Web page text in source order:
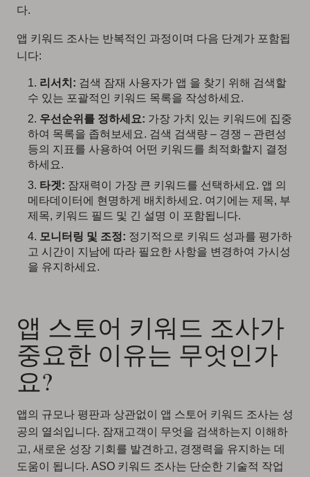
다.
앱 키워드 조사는 반복적인 과정이며 다음 단계가 포함됩
니다:
리서치: 검색 잠재 사용자가 앱 을 찾기 위해 검색할
수 있는 포괄적인 키워드 목록을 작성하세요.
우선순위를 정하세요: 가장 가치 있는 키워드에 집중
하여 목록을 좁혀보세요. 검색 검색량 – 경쟁 – 관련성
등의 지표를 사용하여 어떤 키워드를 최적화할지 결정
하세요.
타겟: 잠재력이 가장 큰 키워드를 선택하세요. 앱 의
메타데이터에 현명하게 배치하세요. 여기에는 제목, 부
제목, 키워드 필드 및 긴 설명 이 포함됩니다.
모니터링 및 조정: 정기적으로 키워드 성과를 평가하
고 시간이 지남에 따라 필요한 사항을 변경하여 가시성
을 유지하세요.
앱 스토어 키워드 조사가
중요한 이유는 무엇인가
요?
앱의 규모나 평판과 상관없이 앱 스토어 키워드 조사는 성
공의 열쇠입니다. 잠재고객이 무엇을 검색하는지 이해하
고, 새로운 성장 기회를 발견하고, 경쟁력을 유지하는 데
도움이 됩니다. ASO 키워드 조사는 단순한 기술적 작업